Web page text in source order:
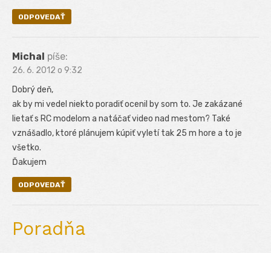
ODPOVEDAŤ
Michal píše:
26. 6. 2012 o 9:32
Dobrý deň,
ak by mi vedel niekto poradiť ocenil by som to. Je zakázané
lietať s RC modelom a natáčať video nad mestom? Také
vznášadlo, ktoré plánujem kúpiť vyletí tak 25 m hore a to je
všetko.
Ďakujem
ODPOVEDAŤ
Poradňa